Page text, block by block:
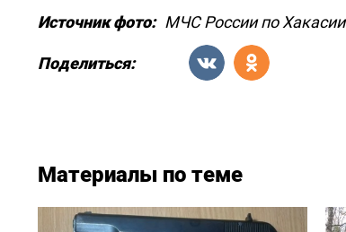
Источник фото: МЧС России по Хакасии
Поделиться:
Материалы по теме